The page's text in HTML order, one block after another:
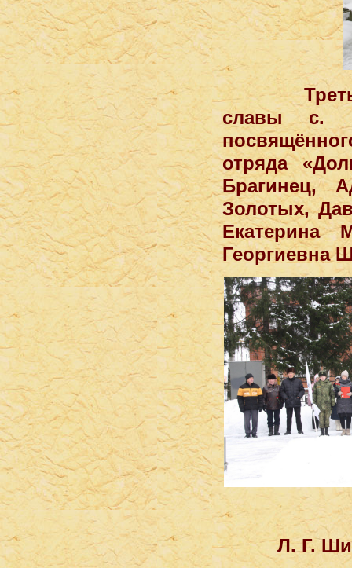
Третьего
славы с.
отряда
Брагинец,
Золотых,
Георгиевна
Л. Г.